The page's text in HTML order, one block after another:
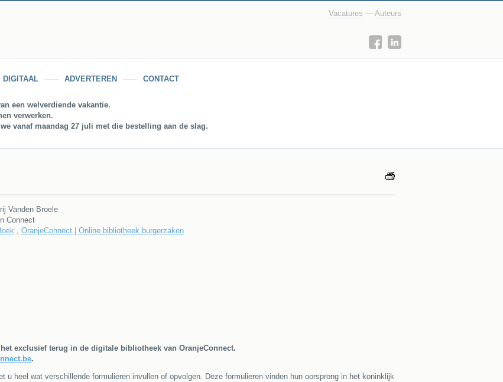
Vacatures — Auteurs
DIGITAAL ADVERTEREN CONTACT
een welverdiende vakantie.
verwerken.
vanaf maandag 27 juli met die bestelling aan de slag.
Vanden Broele
Connect
, OranjeConnect | Online bibliotheek burgerzaken
exclusief terug in de digitale bibliotheek van OranjeConnect.
.
u heel wat verschillende formulieren invullen of opvolgen. Deze formulieren vinden hun oorsprong in het koninklijk